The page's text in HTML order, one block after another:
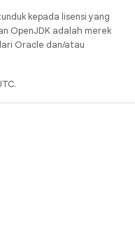
kepada lisensi yang
OpenJDK adalah merek
Oracle dan/atau